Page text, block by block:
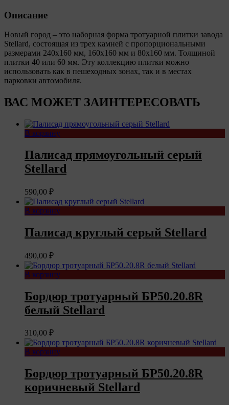
Описание
Новый город – это наборная форма тротуарной плитки завода
Stellard, состоящая из трех камней с пропорциональными
размерами 240х160 мм, 160х160 мм и 80х160 мм. Толщиной
плитки 40 или 60 мм. Эту коллекцию плитки можно
использовать как в пешеходных зонах, так и в местах
парковки автомобиля.
ВАС МОЖЕТ ЗАИНТЕРЕСОВАТЬ
В корзину
Палисад прямоугольный серый
Stellard
590,00 ₽
В корзину
Палисад круглый серый Stellard
490,00 ₽
В корзину
Бордюр тротуарный БР50.20.8R
белый Stellard
310,00 ₽
В корзину
Бордюр тротуарный БР50.20.8R
коричневый Stellard